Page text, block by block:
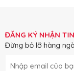
ĐĂNG KÝ NHẬN
Đừng bỏ lỡ hàng